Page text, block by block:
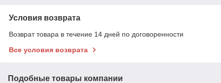
Условия возврата
Возврат товара в течение 14 дней по договоренности
Все условия возврата
Подобные товары компании